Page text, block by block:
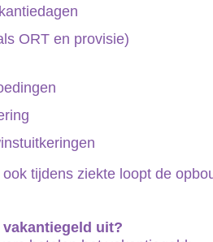
ORT en provisie)
tijdens ziekte loopt de
vakantiegeld uit?